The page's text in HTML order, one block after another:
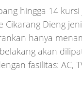
hingga 14
Cikarang Dieng
hanya
akan
fasilitas: AC,